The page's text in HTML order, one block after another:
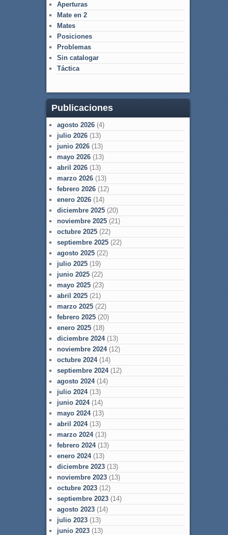
Aperturas
Mate en 2
Mates
Posiciones
Problemas
Sin catalogar
Táctica
Publicaciones
agosto 2026(4)
julio 2026(13)
junio 2026(13)
mayo 2026(13)
abril 2026(13)
marzo 2026(13)
febrero 2026(12)
enero 2026(14)
diciembre 2025(20)
noviembre 2025(21)
octubre 2025(22)
septiembre 2025(22)
agosto 2025(22)
julio 2025(19)
junio 2025(22)
mayo 2025(23)
abril 2025(21)
marzo 2025(22)
febrero 2025(20)
enero 2025(18)
diciembre 2024(13)
noviembre 2024(12)
octubre 2024(14)
septiembre 2024(12)
agosto 2024(14)
julio 2024(13)
junio 2024(14)
mayo 2024(13)
abril 2024(13)
marzo 2024(13)
febrero 2024(13)
enero 2024(13)
diciembre 2023(13)
noviembre 2023(13)
octubre 2023(12)
septiembre 2023(14)
agosto 2023(14)
julio 2023(13)
junio 2023(13)